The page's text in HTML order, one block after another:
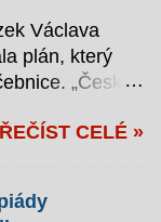
Václava
plán, který
„Česká
moderátor
české
CELÉ »